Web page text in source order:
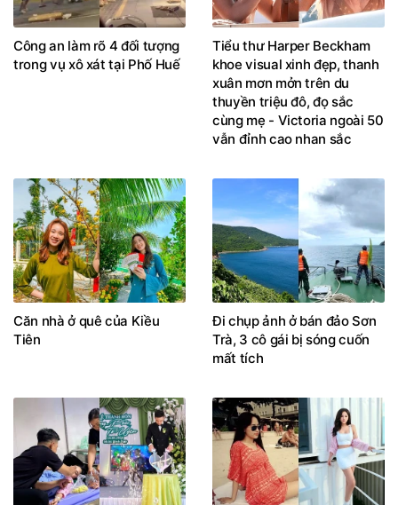
Công an làm rõ 4 đối tượng
trong vụ xô xát tại Phố Huế
Tiểu thư Harper Beckham
khoe visual xinh đẹp, thanh
xuân mơn mởn trên du
thuyền triệu đô, đọ sắc
cùng mẹ - Victoria ngoài 50
vẫn đỉnh cao nhan sắc
Căn nhà ở quê của Kiều
Tiên
Đi chụp ảnh ở bán đảo Sơn
Trà, 3 cô gái bị sóng cuốn
mất tích